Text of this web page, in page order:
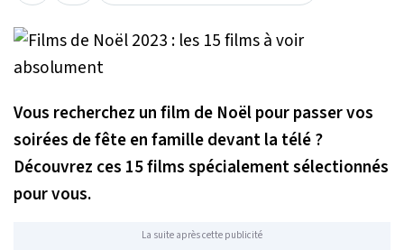
Vous recherchez un film de Noël pour passer vos
soirées de fête en famille devant la télé ?
Découvrez ces 15 films spécialement sélectionnés
pour vous.
La suite après cette publicité